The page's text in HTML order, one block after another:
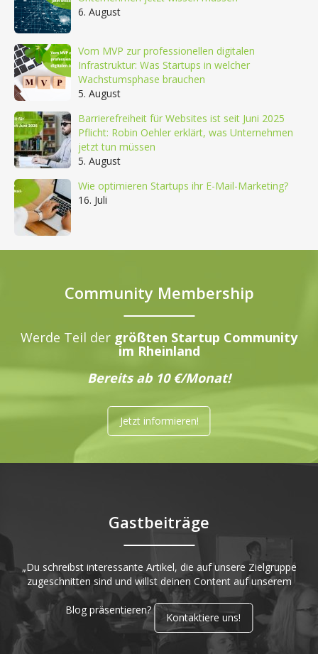
6. August
Vom MVP zur professionellen digitalen
Infrastruktur: Was Startups in welcher
Wachstumsphase brauchen
5. August
Barrierefreiheit für Websites ist seit Juni 2025
Pflicht: Robin Oehler erklärt, was Unternehmen
jetzt tun müssen
5. August
Wie optimieren Startups ihr E-Mail-Marketing?
16. Juli
Community Membership
Werde Teil der größten Startup Community
im Rheinland
Bereits ab 10 €/Monat!
Jetzt informieren!
Gastbeiträge
„Du schreibst interessante Artikel, die auf unsere Zielgruppe
zugeschnitten sind und willst deinen Content auf unserem
Blog präsentieren?
Kontaktiere uns!